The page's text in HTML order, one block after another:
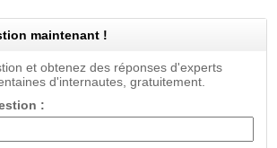
maintenant !
et obtenez des réponses d'experts
d'internautes, gratuitement.
: